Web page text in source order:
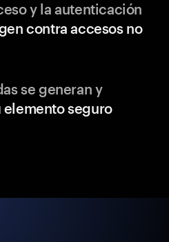
y la autenticación
contra accesos no
se generan y
elemento seguro